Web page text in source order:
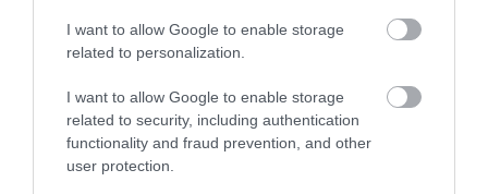
I want to allow Google to enable storage
related to personalization.
I want to allow Google to enable storage
related to security, including authentication
functionality and fraud prevention, and other
user protection.